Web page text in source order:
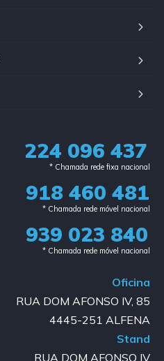
224 096 437
* Chamada rede fixa nacional​
918 460 481
* Chamada rede móvel nacional
939 023 840​
* Chamada rede móvel nacional
Oficina
RUA DOM AFONSO IV, 85
4445-251 ALFENA
Stand
RUA DOM AFONSO IV